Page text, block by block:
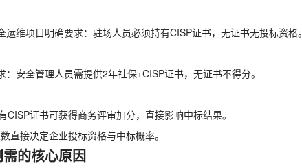
维项目明确要求：驻场人员必须持有CISP证书，无证书无投标资格。
安全管理人员需提供2年社保+CISP证书，无证书不得分。
证书可获得商务评审加分，直接影响中标结果。
直接决定企业投标资格与中标概率。
的核心原因